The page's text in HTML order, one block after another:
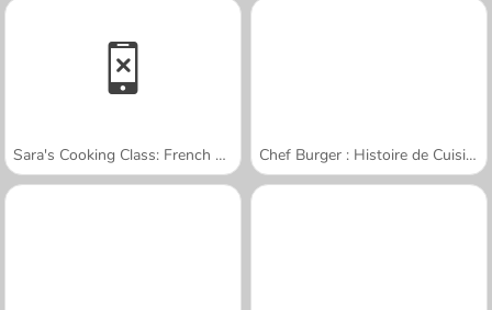
Sara's Cooking Class: French Toast Waffles Chef Burger : Histoire de Cuisine